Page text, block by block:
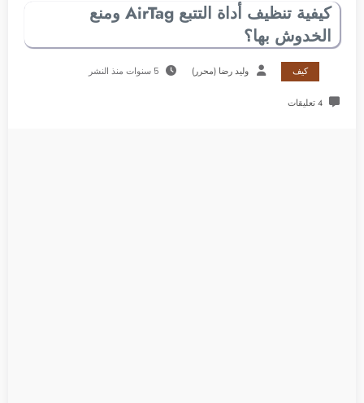
كيفية تنظيف أداة التتبع AirTag ومنع
الخدوش بها؟
كيف وليد رضا (محرر) 5 سنوات منذ النشر
4 تعليقات